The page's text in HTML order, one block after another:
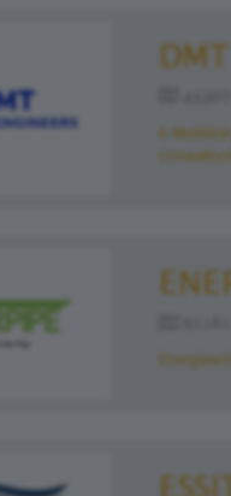
E-Mobilität